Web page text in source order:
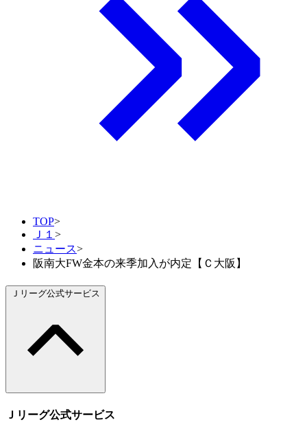
TOP>
Ｊ１ >
ニュース>
阪南大FW金本の来季加入が内定【Ｃ大阪】
Ｊリーグ公式サービス
Ｊリーグ公式サービス